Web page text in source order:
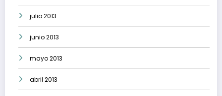
julio 2013
junio 2013
mayo 2013
abril 2013